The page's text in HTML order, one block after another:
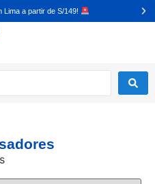
Lima a partir de S/149!